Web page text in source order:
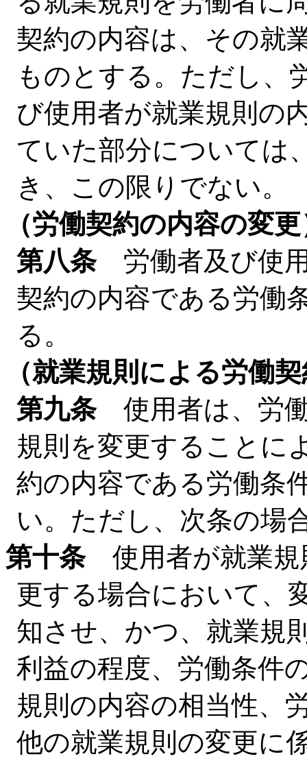
契約の内容は、その就
ものとする。ただし、
び使用者が就業規則の
ていた部分については
き、この限りでない。
（労働契約の内容の変
第八条労働者及び使用
契約の内容である労働
る。
（就業規則による労働
第九条使用者は、労働
規則を変更することに
約の内容である労働条
い。ただし、次条の場
第十条使用者が就業規
更する場合において、
知させ、かつ、就業規
利益の程度、労働条件
規則の内容の相当性、
他の就業規則の変更に